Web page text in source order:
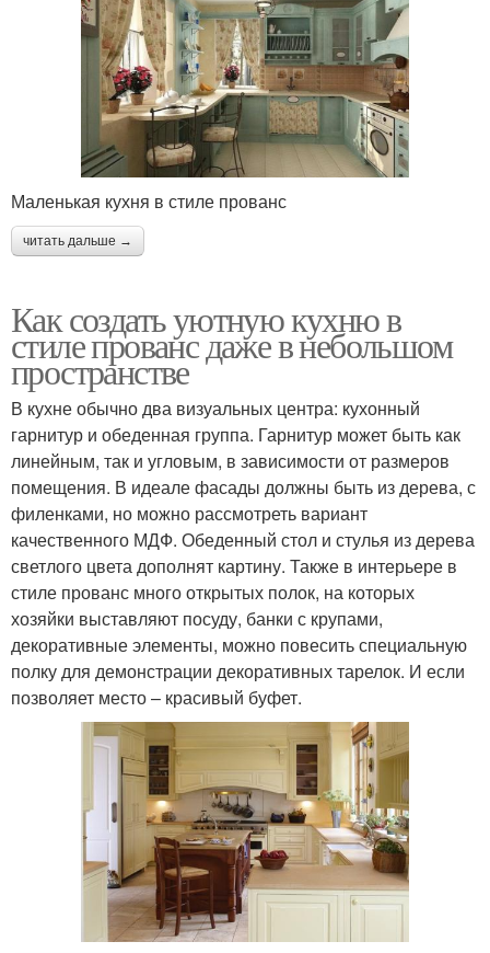
Маленькая кухня в стиле прованс
читать дальше →
Как создать уютную кухню в
стиле прованс даже в небольшом
пространстве
В кухне обычно два визуальных центра: кухонный
гарнитур и обеденная группа. Гарнитур может быть как
линейным, так и угловым, в зависимости от размеров
помещения. В идеале фасады должны быть из дерева, с
филенками, но можно рассмотреть вариант
качественного МДФ. Обеденный стол и стулья из дерева
светлого цвета дополнят картину. Также в интерьере в
стиле прованс много открытых полок, на которых
хозяйки выставляют посуду, банки с крупами,
декоративные элементы, можно повесить специальную
полку для демонстрации декоративных тарелок. И если
позволяет место – красивый буфет.